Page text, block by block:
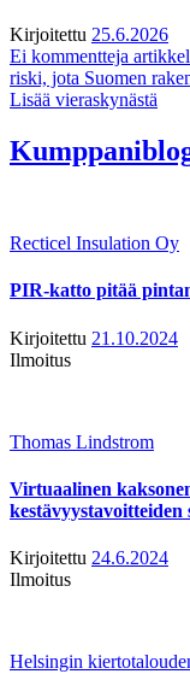
Kirjoitettu 25.6.2026
Ei kommentteja
riski, jota Suomen
Lisää vieraskynästä
Recticel Insulation Oy
PIR-katto pitää
Kirjoitettu 21.10.2024
Ilmoitus
Thomas Lindstrom
Virtuaalinen
kestävyystavoitteiden
Kirjoitettu 24.6.2024
Ilmoitus
Helsingin